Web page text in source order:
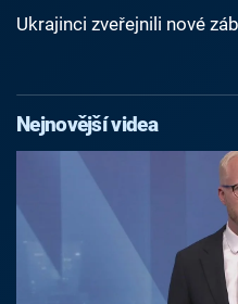
Ukrajinci zveřejnili nové
Nejnovější videa